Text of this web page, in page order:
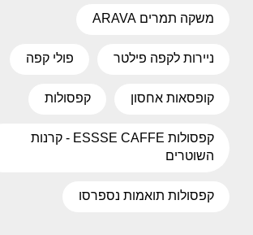
משקה תמרים ARAVA
ניירות לקפה פילטר פולי קפה
קופסאות אחסון קפסולות
קפסולות ESSSE CAFFE - קרנות
השוטרים
קפסולות תואמות נספרסו